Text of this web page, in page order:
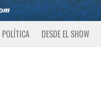
POLÍTICA DESDE EL SHOW